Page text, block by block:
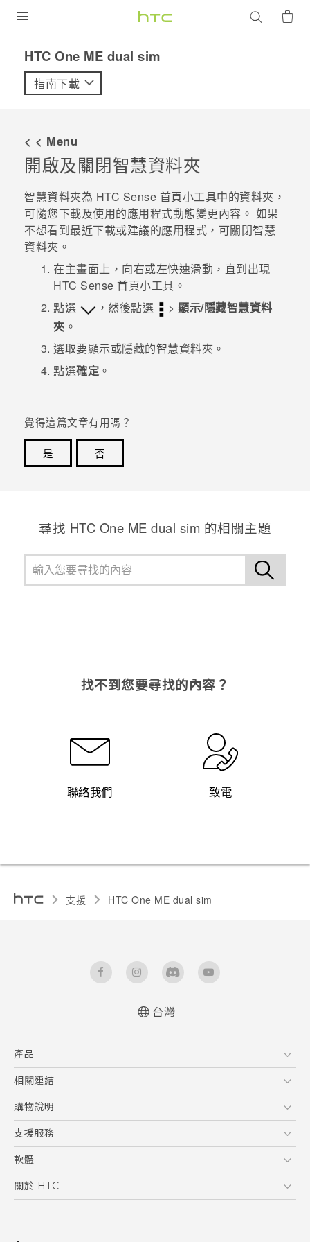
VIVE
優惠專區
焦點訊息
校園專案
銷售門市
銷售通路
VIVELAND
HTC One ME dual sim‎
指南下載
< < Menu
開啟及關閉智慧資料夾
智慧資料夾為 HTC Sense 首頁小工具中的資料夾，
可隨您下載及使用的應用程式動態變更內容。 如果
不想看到最近下載或建議的應用程式，可關閉智慧
資料夾。
在主畫面上，向右或左快速滑動，直到出現
HTC Sense 首頁小工具。
點選
，然後點選 > 顯示/隱藏智慧資料
夾 。
選取要顯示或隱藏的智慧資料夾。
點選確定 。
覺得這篇文章有用嗎？
是
否
尋找 HTC One ME dual sim 的相關主題
找不到您要尋找的內容？
聯絡我們 致電
支援 HTC One ME dual sim‎
English - User manual
台灣
產品
5G
智慧型手機
配件
相關連結
HTC Research
購物說明
購物須知
訂單管理
付款方式
支援服務
到府收送維修服務
服務中心資訊
客戶服務佈告欄
軟體
應用程式
關於 HTC